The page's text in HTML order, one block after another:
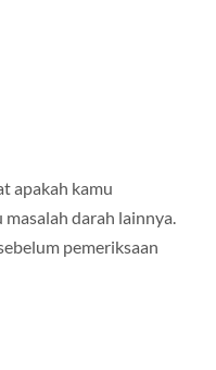
apakah kamu
masalah darah lainnya.
pemeriksaan